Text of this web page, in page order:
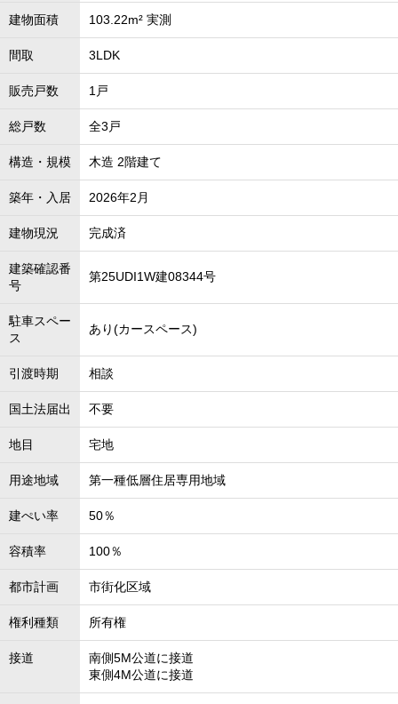
建物面積 103.22m² 実測
間取 3LDK
販売戸数 1戸
総戸数 全3戸
構造・規模 木造 2階建て
築年・入居 2026年2月
建物現況 完成済
建築確認番
号
第25UDI1W建08344号
駐車スペー
ス
あり(カースペース)
引渡時期 相談
国土法届出 不要
地目 宅地
用途地域 第一種低層住居専用地域
建ぺい率 50％
容積率 100％
都市計画 市街化区域
権利種類 所有権
接道
南側5M公道に接道
東側4M公道に接道